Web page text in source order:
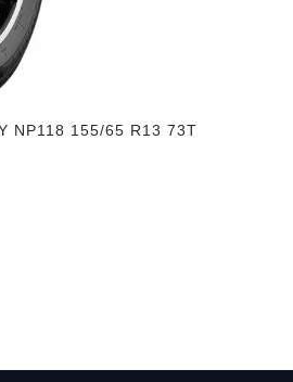
NP118 155/65 R13 73T